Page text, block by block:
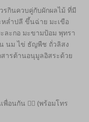
รกินควบคู่กับผักผลไม้ ที่มี
ล่ำปลี ขึ้นฉ่าย มะเขือ
ละกอ มะขามป้อม พุทรา
นม ไข่ ธัญพืช ถั่วลิสง
ารต้านอนุมูลอิสระด้วย
นกัน 👇🏻 (พร้อมโทร